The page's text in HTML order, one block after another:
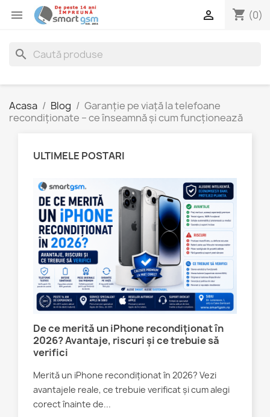
 shopping_cart (0)

search
Acasa Blog
Garanție pe viață la telefoane
recondiționate – ce înseamnă și cum funcționează
ULTIMELE POSTARI
De ce merită un iPhone recondiționat în
2026? Avantaje, riscuri și ce trebuie să
verifici
Merită un iPhone recondiționat în 2026? Vezi
avantajele reale, ce trebuie verificat și cum alegi
corect înainte de...